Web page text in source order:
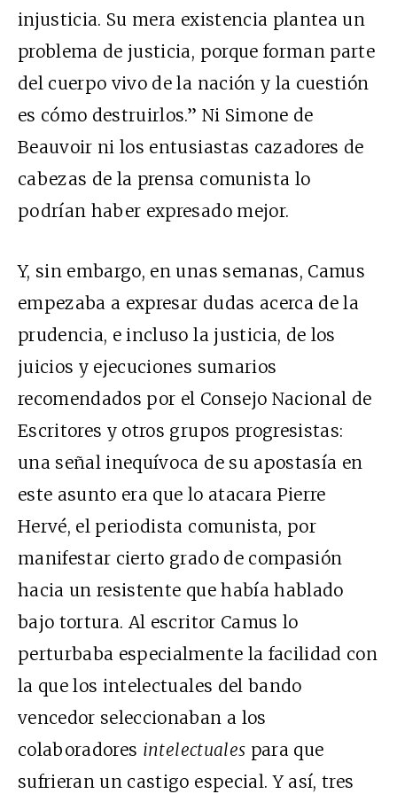
injusticia. Su mera existencia plantea un
problema de justicia, porque forman parte
del cuerpo vivo de la nación y la cuestión
es cómo destruirlos.” Ni Simone de
Beauvoir ni los entusiastas cazadores de
cabezas de la prensa comunista lo
podrían haber expresado mejor.
Y, sin embargo, en unas semanas, Camus
empezaba a expresar dudas acerca de la
prudencia, e incluso la justicia, de los
juicios y ejecuciones sumarios
recomendados por el Consejo Nacional de
Escritores y otros grupos progresistas:
una señal inequívoca de su apostasía en
este asunto era que lo atacara Pierre
Hervé, el periodista comunista, por
manifestar cierto grado de compasión
hacia un resistente que había hablado
bajo tortura. Al escritor Camus lo
perturbaba especialmente la facilidad con
la que los intelectuales del bando
vencedor seleccionaban a los
colaboradores intelectuales para que
sufrieran un castigo especial. Y así, tres